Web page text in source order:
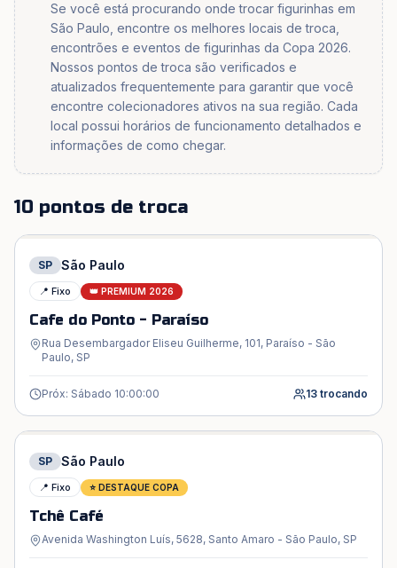
Se você está procurando onde trocar figurinhas em
São Paulo, encontre os melhores locais de troca,
encontrões e eventos de figurinhas da Copa 2026.
Nossos pontos de troca são verificados e
atualizados frequentemente para garantir que você
encontre colecionadores ativos na sua região. Cada
local possui horários de funcionamento detalhados e
informações de como chegar.
10 pontos de troca
SP São Paulo
📍 Fixo 👑 PREMIUM 2026
Cafe do Ponto - Paraíso
Rua Desembargador Eliseu Guilherme, 101, Paraíso - São
Paulo, SP
Próx: Sábado 10:00:00 13 trocando
SP São Paulo
📍 Fixo ⭐ DESTAQUE COPA
Tchê Café
Avenida Washington Luís, 5628, Santo Amaro - São Paulo, SP